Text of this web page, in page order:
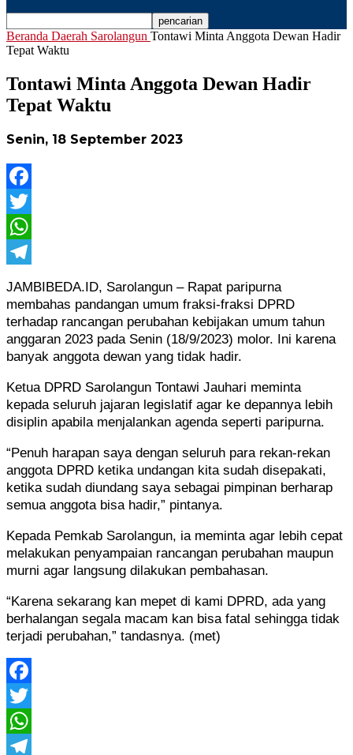
Beranda Daerah Sarolangun Tontawi Minta Anggota Dewan Hadir
Tepat Waktu
Tontawi Minta Anggota Dewan Hadir
Tepat Waktu
Senin, 18 September 2023
Facebook
Twitter
WhatsApp
JAMBIBEDA.ID, Sarolangun – Rapat paripurna
membahas pandangan umum fraksi-fraksi DPRD
terhadap rancangan perubahan kebijakan umum tahun
anggaran 2023 pada Senin (18/9/2023) molor. Ini karena
banyak anggota dewan yang tidak hadir.
Ketua DPRD Sarolangun Tontawi Jauhari meminta
kepada seluruh jajaran legislatif agar ke depannya lebih
disiplin apabila menjalankan agenda seperti paripurna.
“Penuh harapan saya dengan seluruh para rekan-rekan
anggota DPRD ketika undangan kita sudah disepakati,
ketika sudah diundang saya sebagai pimpinan berharap
semua anggota bisa hadir,” pintanya.
Kepada Pemkab Sarolangun, ia meminta agar lebih cepat
melakukan penyampaian rancangan perubahan maupun
murni agar langsung dilakukan pembahasan.
“Karena sekarang kan mepet di kami DPRD, ada yang
berhalangan segala macam kan bisa fatal sehingga tidak
terjadi perubahan,” tandasnya. (met)
Facebook
Twitter
WhatsApp